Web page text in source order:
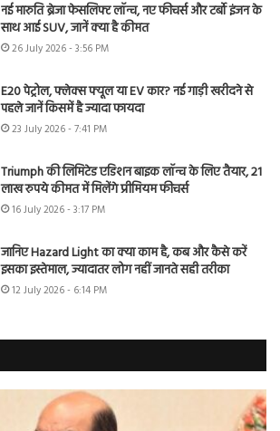
नई मारुति ब्रेजा फेसलिफ्ट लॉन्च, नए फीचर्स और टर्बो इंजन के
साथ आई SUV, जानें क्या है कीमत
26 July 2026 - 3:56 PM
E20 पेट्रोल, फ्लेक्स फ्यूल या EV कार? नई गाड़ी खरीदने से
पहले जानें किसमें है ज्यादा फायदा
23 July 2026 - 7:41 PM
Triumph की लिमिटेड एडिशन बाइक लॉन्च के लिए तैयार, 21
लाख रुपये कीमत में मिलेंगे प्रीमियम फीचर्स
16 July 2026 - 3:17 PM
जानिए Hazard Light का क्या काम है, कब और कैसे करें
इसका इस्तेमाल, ज्यादातर लोग नहीं जानते सही तरीका
12 July 2026 - 6:14 PM